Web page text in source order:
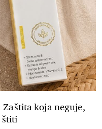
Zaštita koja neguje,
štiti